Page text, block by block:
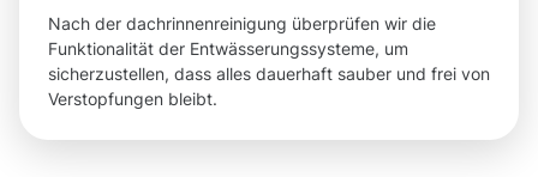
Nach der dachrinnenreinigung überprüfen wir die
Funktionalität der Entwässerungssysteme, um
sicherzustellen, dass alles dauerhaft sauber und frei von
Verstopfungen bleibt.